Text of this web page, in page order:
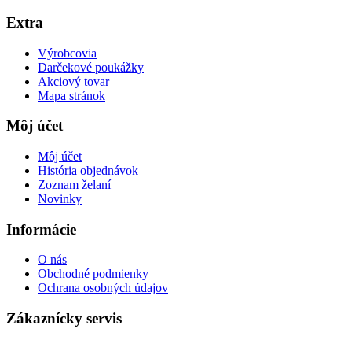
Extra
Výrobcovia
Darčekové poukážky
Akciový tovar
Mapa stránok
Môj účet
Môj účet
História objednávok
Zoznam želaní
Novinky
Informácie
O nás
Obchodné podmienky
Ochrana osobných údajov
Zákaznícky servis